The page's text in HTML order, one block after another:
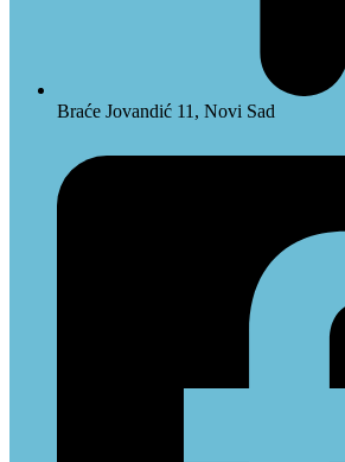
Braće Jovandić 11, Novi Sad